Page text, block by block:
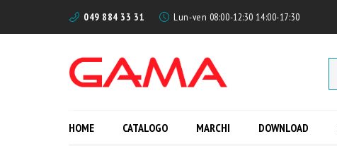
049 884 33 31 Lun-ven 08:00-12:30 14:00-17:30
HOME CATALOGO MARCHI DOWNLOAD